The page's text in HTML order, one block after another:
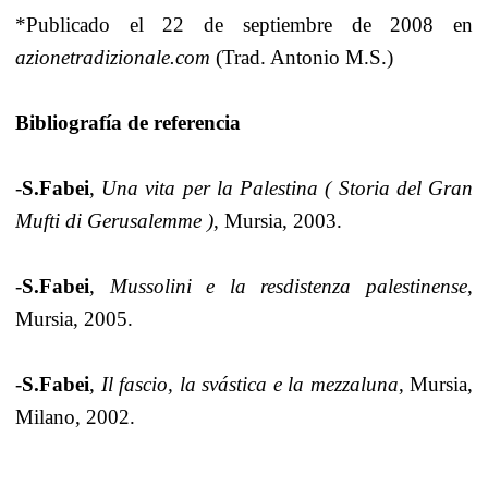
*Publicado el 22 de septiembre de 2008 en
azionetradizionale.com (Trad. Antonio M.S.)
Bibliografía de referencia
-S.Fabei, Una vita per la Palestina ( Storia del Gran
Mufti di Gerusalemme ), Mursia, 2003.
-S.Fabei, Mussolini e la resdistenza palestinense,
Mursia, 2005.
-S.Fabei, Il fascio, la svástica e la mezzaluna, Mursia,
Milano, 2002.